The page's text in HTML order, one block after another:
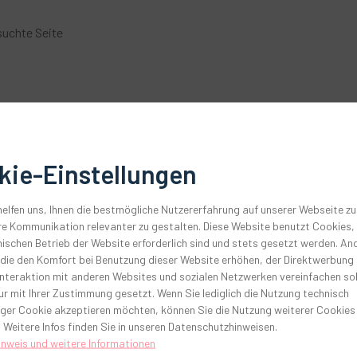
Seite
Ihnen abgerufenen Internetseiten überhaupt zu ermöglichen,
In diesem Zusammenhang verarbeitete personenbezogene
gelöscht.
einer Internetseite gemäß Art. 6 Abs.1 S. 1 S.1 lit. f DSGVO
und die Stabilität und Sicherheit zu gewährleisten.
zwingend erforderlich, dass Sie sich registrieren. Die Verarbeitung
Grundlage von Art. 6 Abs.1 S. 1 lit. b DSGVO. Die Verarbeitung
1 lit. a DSGVO.
solange Sie auf unserer Website registriert sind und
dass wir ausschließlich Waren und Dienstleistungen an
Einstellungen
uns, Ihnen die bestmögliche Nutzererfahrung auf unserer Webseite
Kommunikation relevanter zu gestalten. Diese Website benutzt
Betrieb der Website erforderlich sind und stets gesetzt werden.
den Komfort bei Benutzung dieser Website erhöhen, der Direktwerbung
mit anderen Websites und sozialen Netzwerken vereinfachen
mit Ihrer Zustimmung gesetzt. Wenn Sie lediglich die Nutzung technisch
Cookie akzeptieren möchten, können Sie die Nutzung weiterer Cookies
Weitere Infos finden Sie in unseren Datenschutzhinweisen.
und weitere Informationen